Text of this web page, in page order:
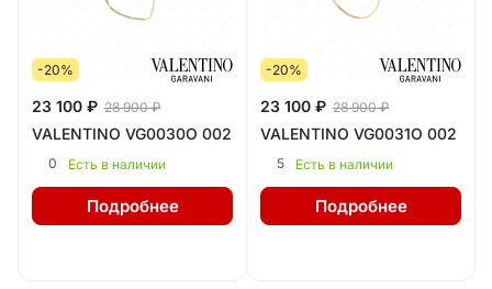
-20%
23 100 ₽ 28 900 ₽
VALENTINO VG0030O 002
0 Есть в наличии
Подробнее
-20%
23 100 ₽ 28 900 ₽
VALENTINO VG0031O 002
5 Есть в наличии
Подробнее